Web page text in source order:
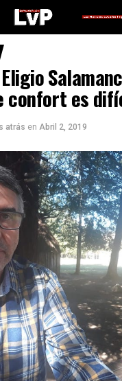
confort es
atrás en Abril 2, 2019